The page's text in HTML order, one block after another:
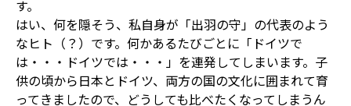
す。
はい、何を隠そう、私自身が「出羽の守」の代表のよう
なヒト（？）です。何かあるたびごとに「ドイツで
は・・・ドイツでは・・・」を連発してしまいます。子
供の頃から日本とドイツ、両方の国の文化に囲まれて育
ってきましたので、どうしても比べたくなってしまうん